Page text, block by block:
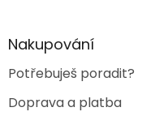
Nakupování
Potřebuješ poradit?
Doprava a platba